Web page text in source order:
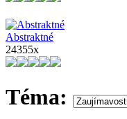
Abstraktné
24355x
Téma: